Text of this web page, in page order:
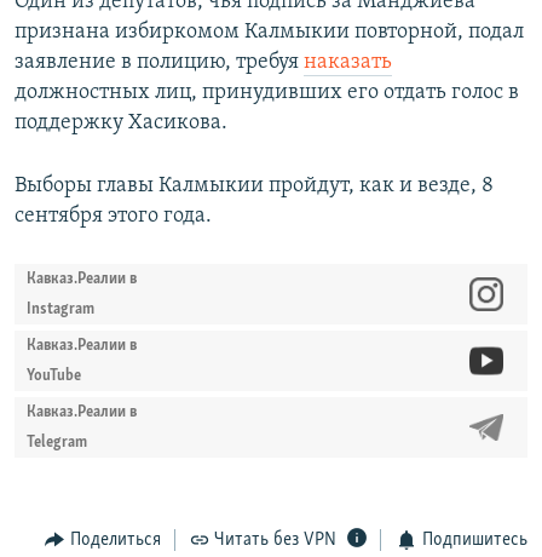
признана избиркомом Калмыкии повторной, подал
заявление в полицию, требуя наказать
должностных лиц, принудивших его отдать голос в
поддержку Хасикова.
Выборы главы Калмыкии пройдут, как и везде, 8
сентября этого года.
Кавказ.Реалии в
Instagram
Кавказ.Реалии в
YouTube
Кавказ.Реалии в
Telegram
Поделиться Читать без VPN Подпишитесь